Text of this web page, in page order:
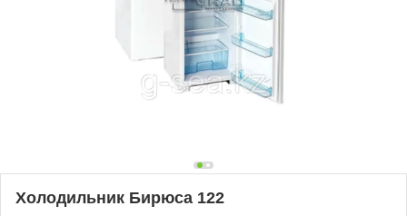
Холодильник Бирюса 122